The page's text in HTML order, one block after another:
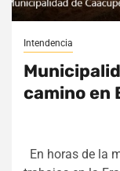
Intendencia
camino en
En horas de la